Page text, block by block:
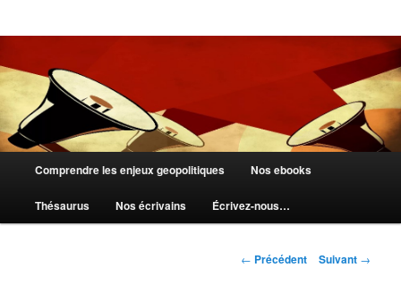
principal
Comprendre les enjeux geopolitiques Nos ebooks
Thésaurus Nos écrivains Écrivez-nous…
Navigation
← Précédent Suivant →